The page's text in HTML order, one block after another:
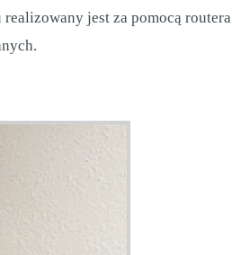
jest za pomocą routera